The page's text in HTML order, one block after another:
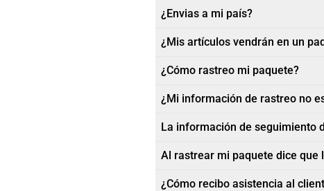
¿Envias a mi país?
¿Mis artículos vendrán en un
¿Cómo rastreo mi paquete?
¿Mi información de rastreo no
La información de seguimiento
Al rastrear mi paquete dice que
¿Cómo recibo asistencia al